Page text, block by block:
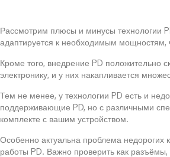
Рассмотрим плюсы и минусы технологии
адаптируется к необходимым мощностям,
Кроме того, внедрение PD положительно
электронику, и у них накапливается
Тем не менее, у технологии PD есть и
поддерживающие PD, но с различными
комплекте с вашим устройством.
Особенно актуальна проблема недорогих
работы PD. Важно проверить как